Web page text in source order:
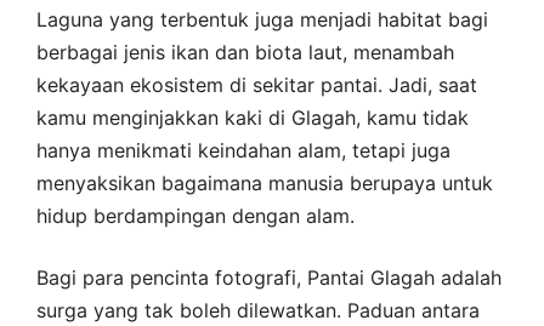
Laguna yang terbentuk juga menjadi habitat bagi
berbagai jenis ikan dan biota laut, menambah
kekayaan ekosistem di sekitar pantai. Jadi, saat
kamu menginjakkan kaki di Glagah, kamu tidak
hanya menikmati keindahan alam, tetapi juga
menyaksikan bagaimana manusia berupaya untuk
hidup berdampingan dengan alam.
Bagi para pencinta fotografi, Pantai Glagah adalah
surga yang tak boleh dilewatkan. Paduan antara